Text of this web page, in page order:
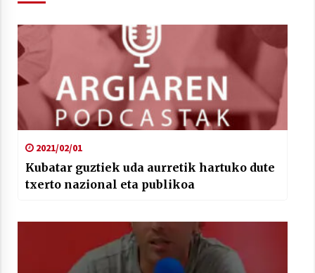
2021/02/01
Kubatar guztiek uda aurretik hartuko dute
txerto nazional eta publikoa